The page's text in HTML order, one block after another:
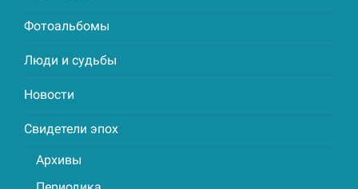
Фотоальбомы
Люди и судьбы
Новости
Свидетели эпох
Архивы